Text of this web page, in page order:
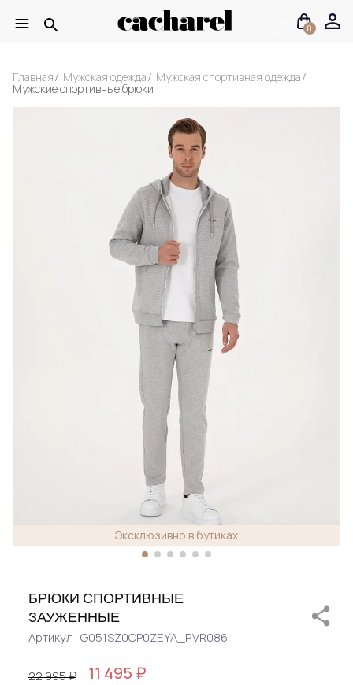
0
Главная Мужская одежда Мужская спортивная одежда
Мужские спортивные брюки
Эксклюзивно в бутиках
БРЮКИ СПОРТИВНЫЕ
ЗАУЖЕННЫЕ
Артикул G051SZ0OP0ZEYA_P.VR086
22 995 ₽ 11 495 ₽